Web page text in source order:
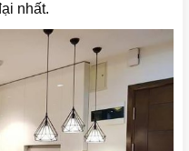
nhất.